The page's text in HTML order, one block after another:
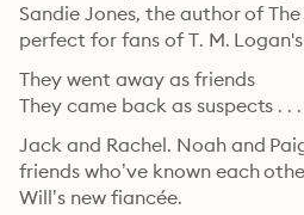
Sandie Jones, the author of
perfect for fans of T. M.
They went away as friends
They came back as suspects . . .
Jack and Rachel. Noah and
friends who’ve known each
Will’s new fiancée.